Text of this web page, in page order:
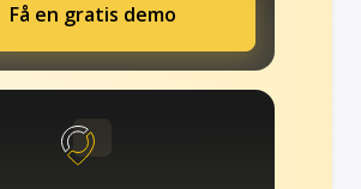
Få en gratis demo